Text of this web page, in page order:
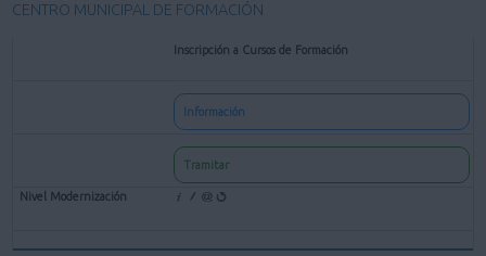
CENTRO MUNICIPAL DE FORMACIÓN
Inscripción a Cursos de Formación
Información
Tramitar